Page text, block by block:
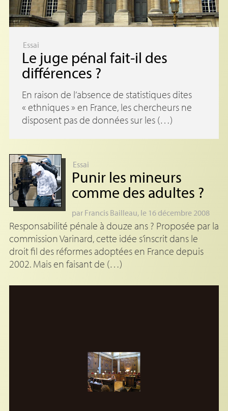
Essai
Le juge pénal fait-il des
différences ?
En raison de l’absence de statistiques dites
« ethniques » en France, les chercheurs ne
disposent pas de données sur les (…)
Essai
Punir les mineurs
comme des adultes ?
par Francis Bailleau, le 16 décembre 2008
Responsabilité pénale à douze ans ? Proposée par la
commission Varinard, cette idée s’inscrit dans le
droit fil des réformes adoptées en France depuis
2002. Mais en faisant de (…)